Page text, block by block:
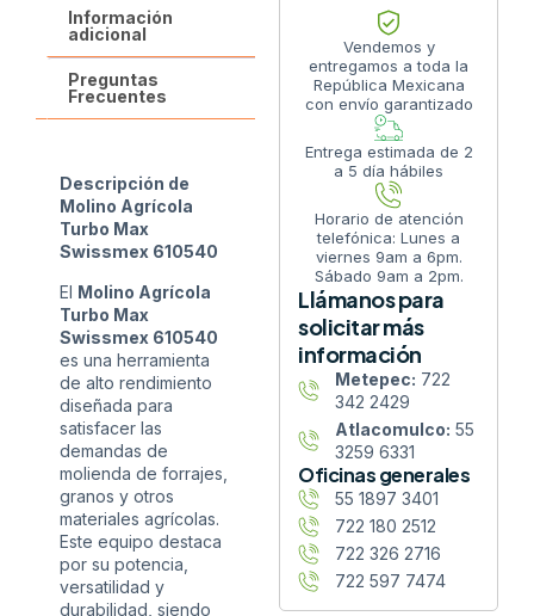
Información
adicional
Preguntas
Frecuentes
Descripción de
Molino Agrícola
Turbo Max
Swissmex 610540
El Molino Agrícola
Turbo Max
Swissmex 610540
es una herramienta
de alto rendimiento
diseñada para
satisfacer las
demandas de
molienda de forrajes,
granos y otros
materiales agrícolas.
Este equipo destaca
por su potencia,
versatilidad y
durabilidad, siendo
Vendemos y
entregamos a toda la
República Mexicana
con envío garantizado
Entrega estimada de 2
a 5 día hábiles
Horario de atención
telefónica: Lunes a
viernes 9am a 6pm.
Sábado 9am a 2pm.
Llámanos para
solicitar más
información
Metepec: 722
342 2429
Atlacomulco: 55
3259 6331
Oficinas generales
55 1897 3401
722 180 2512
722 326 2716
722 597 7474